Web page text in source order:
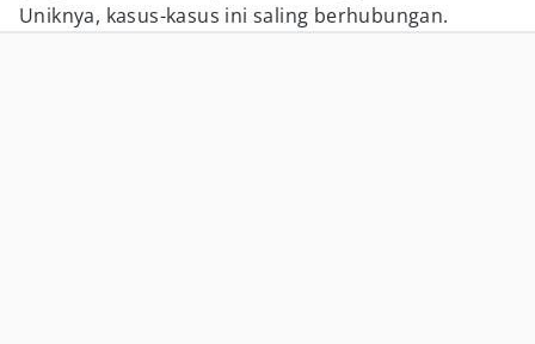
Uniknya, kasus-kasus ini saling berhubungan.